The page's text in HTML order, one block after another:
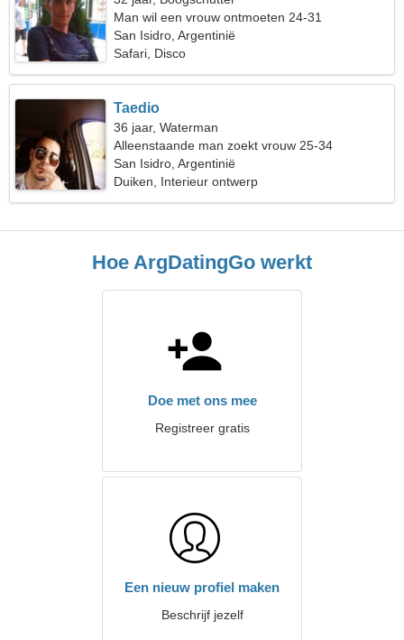
Man wil een vrouw ontmoeten 24-31
San Isidro, Argentinië
Safari, Disco
Taedio
36 jaar, Waterman
Alleenstaande man zoekt vrouw 25-34
San Isidro, Argentinië
Duiken, Interieur ontwerp
Hoe ArgDatingGo werkt
Doe met ons mee
Registreer gratis
Een nieuw profiel maken
Beschrijf jezelf